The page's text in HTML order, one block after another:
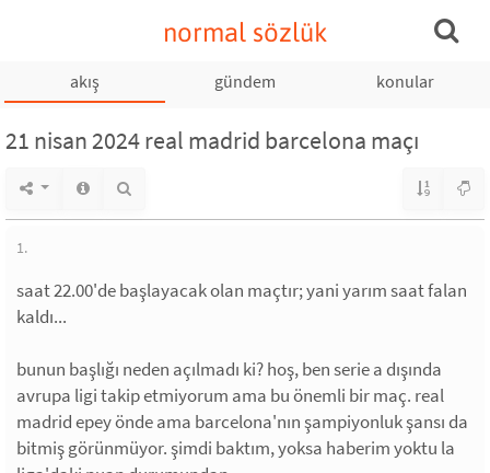
normal sözlük
akış gündem konular
21 nisan 2024 real madrid barcelona maçı
1.
saat 22.00'de başlayacak olan maçtır; yani yarım saat falan
kaldı...
bunun başlığı neden açılmadı ki? hoş, ben serie a dışında
avrupa ligi takip etmiyorum ama bu önemli bir maç. real
madrid epey önde ama barcelona'nın şampiyonluk şansı da
bitmiş görünmüyor. şimdi baktım, yoksa haberim yoktu la